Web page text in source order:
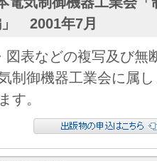
2001年7月
図表などの複写及び無
制御機器工業会に属し
す。